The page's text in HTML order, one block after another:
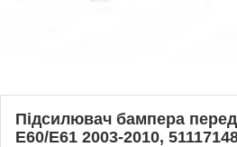
Підсилювач бампера
E60/E61 2003-2010,